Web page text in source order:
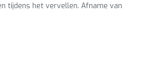
tijdens het vervellen. Afname van
een week na toediening te
vliegen ontstaat. De